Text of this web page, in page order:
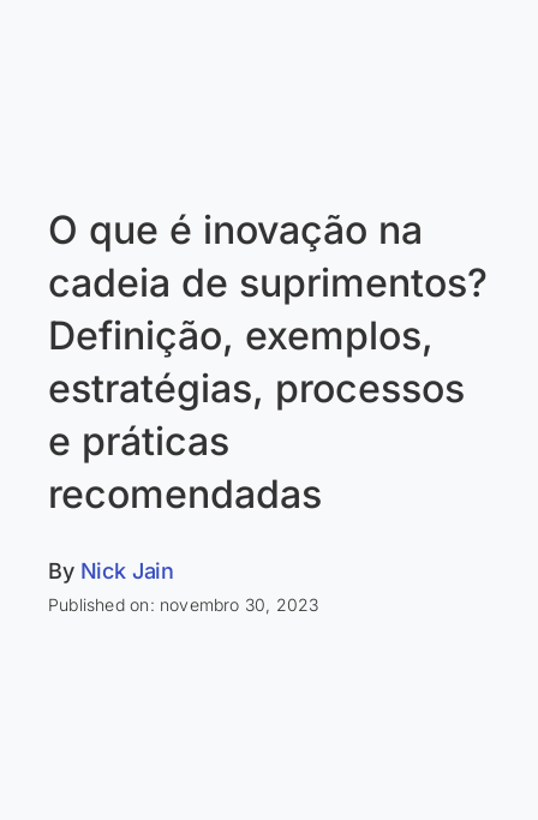
O que é inovação na
cadeia de suprimentos?
Definição, exemplos,
estratégias, processos
e práticas
recomendadas
By Nick Jain
Published on: novembro 30, 2023